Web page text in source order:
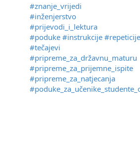
#znanje_vrijedi
#inženjerstvo
#prijevodi_i_lektura
#poduke #instrukcije #repeticije
#tečajevi
#pripreme_za_državnu_maturu
#pripreme_za_prijemne_ispite
#pripreme_za_natjecanja